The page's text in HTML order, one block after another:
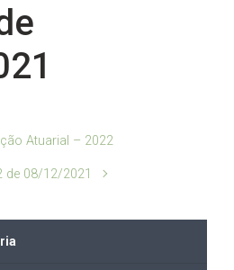
Atuarial – 2022
de 08/12/2021